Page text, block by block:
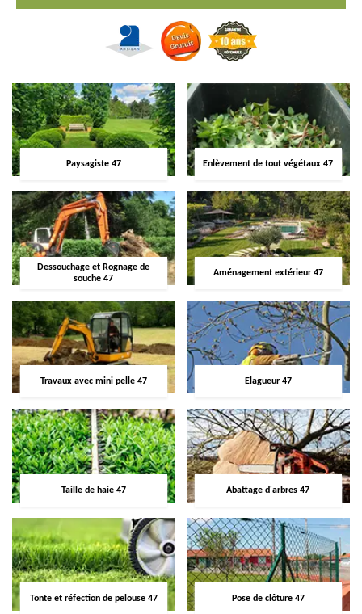
Paysagiste 47 Enlèvement de tout végétaux 47
Dessouchage et Rognage de
souche 47
Aménagement extérieur 47
Travaux avec mini pelle 47 Elagueur 47
Taille de haie 47 Abattage d'arbres 47
Tonte et réfection de pelouse 47 Pose de clôture 47